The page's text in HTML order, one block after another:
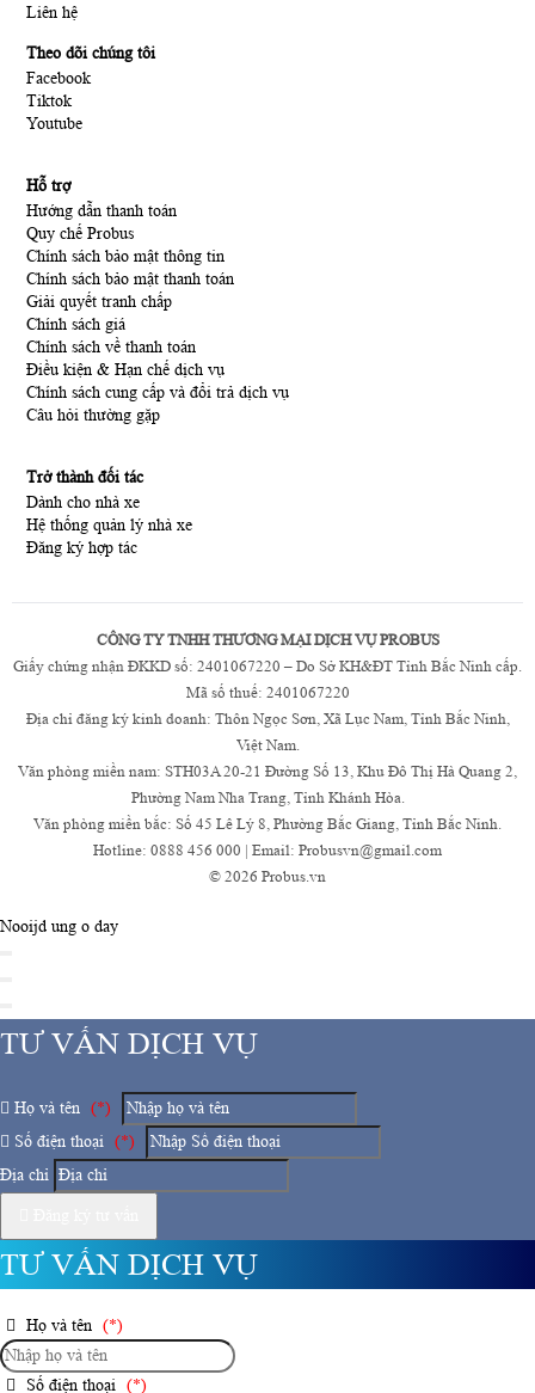
Liên hệ
Theo dõi chúng tôi
Facebook
Tiktok
Youtube
Hỗ trợ
Hướng dẫn thanh toán
Quy chế Probus
Chính sách bảo mật thông tin
Chính sách bảo mật thanh toán
Giải quyết tranh chấp
Chính sách giá
Chính sách về thanh toán
Điều kiện & Hạn chế dịch vụ
Chính sách cung cấp và đổi trả dịch vụ
Câu hỏi thường gặp
Trở thành đối tác
Dành cho nhà xe
Hệ thống quản lý nhà xe
Đăng ký hợp tác
CÔNG TY TNHH THƯƠNG MẠI DỊCH VỤ PROBUS
Giấy chứng nhận ĐKKD số: 2401067220 – Do Sở KH&ĐT Tỉnh Bắc Ninh cấp.
Mã số thuế: 2401067220
Địa chỉ đăng ký kinh doanh: Thôn Ngọc Sơn, Xã Lục Nam, Tỉnh Bắc Ninh,
Việt Nam.
Văn phòng miền nam: STH03A 20-21 Đường Số 13, Khu Đô Thị Hà Quang 2,
Phường Nam Nha Trang, Tỉnh Khánh Hòa.
Văn phòng miền bắc: Số 45 Lê Lý 8, Phường Bắc Giang, Tỉnh Bắc Ninh.
Hotline: 0888 456 000 | Email: Probusvn@gmail.com
© 2026 Probus.vn
Nooijd ung o day
TƯ VẤN DỊCH VỤ
Họ và tên
(*)
Số điện thoại
(*)
Địa chỉ
TƯ VẤN DỊCH VỤ
Họ và tên (*)
Số điện thoại (*)